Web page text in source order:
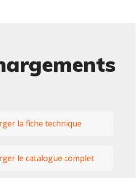
la fiche technique
le catalogue complet